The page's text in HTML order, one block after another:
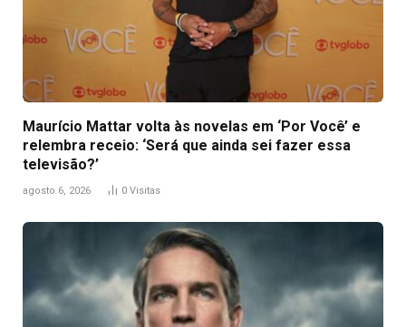
Maurício Mattar volta às novelas em ‘Por Você’ e
relembra receio: ‘Será que ainda sei fazer essa
televisão?’
agosto 6, 2026 0 Visitas